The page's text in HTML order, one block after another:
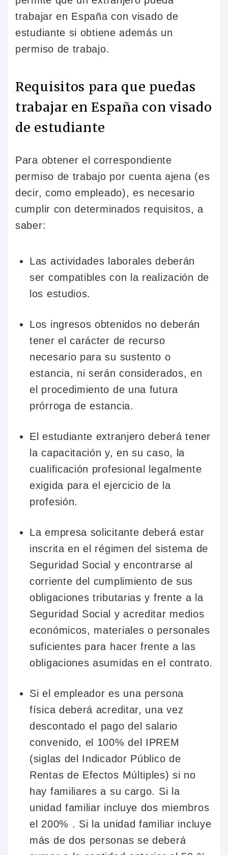
trabajar en España con visado de
estudiante si obtiene además un
permiso de trabajo.
Requisitos para que puedas
trabajar en España con visado
de estudiante
Para obtener el correspondiente
permiso de trabajo por cuenta ajena (es
decir, como empleado), es necesario
cumplir con determinados requisitos, a
saber:
Las actividades laborales deberán
ser compatibles con la realización de
los estudios.
Los ingresos obtenidos no deberán
tener el carácter de recurso
necesario para su sustento o
estancia, ni serán considerados, en
el procedimiento de una futura
prórroga de estancia.
El estudiante extranjero deberá tener
la capacitación y, en su caso, la
cualificación profesional legalmente
exigida para el ejercicio de la
profesión.
La empresa solicitante deberá estar
inscrita en el régimen del sistema de
Seguridad Social y encontrarse al
corriente del cumplimiento de sus
obligaciones tributarias y frente a la
Seguridad Social y acreditar medios
económicos, materiales o personales
suficientes para hacer frente a las
obligaciones asumidas en el contrato.
Si el empleador es una persona
física deberá acreditar, una vez
descontado el pago del salario
convenido, el 100% del IPREM
(siglas del Indicador Público de
Rentas de Efectos Múltiples) si no
hay familiares a su cargo. Si la
unidad familiar incluye dos miembros
el 200% . Si la unidad familiar incluye
más de dos personas se deberá